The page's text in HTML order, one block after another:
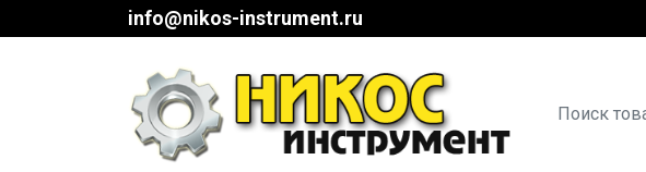
info@nikos-instrument.ru